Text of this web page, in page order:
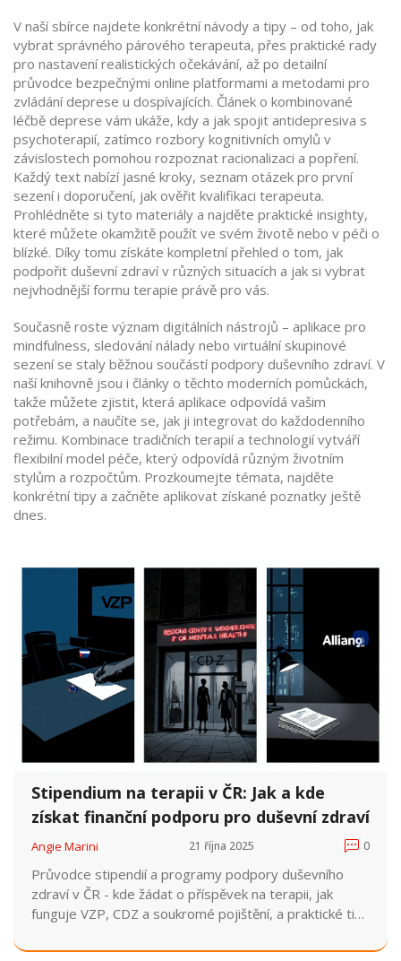
V naší sbírce najdete konkrétní návody a tipy – od toho, jak
vybrat správného párového terapeuta, přes praktické rady
pro nastavení realistických očekávání, až po detailní
průvodce bezpečnými online platformami a metodami pro
zvládání deprese u dospívajících. Článek o kombinované
léčbě deprese vám ukáže, kdy a jak spojit antidepresiva s
psychoterapií, zatímco rozbory kognitivních omylů v
závislostech pomohou rozpoznat racionalizaci a popření.
Každý text nabízí jasné kroky, seznam otázek pro první
sezení i doporučení, jak ověřit kvalifikaci terapeuta.
Prohlédněte si tyto materiály a najděte praktické insighty,
které můžete okamžitě použít ve svém životě nebo v péči o
blízké. Díky tomu získáte kompletní přehled o tom, jak
podpořit duševní zdraví v různých situacích a jak si vybrat
nejvhodnější formu terapie právě pro vás.
Současně roste význam digitálních nástrojů – aplikace pro
mindfulness, sledování nálady nebo virtuální skupinové
sezení se staly běžnou součástí podpory duševního zdraví. V
naší knihovně jsou i články o těchto moderních pomůckách,
takže můžete zjistit, která aplikace odpovídá vašim
potřebám, a naučíte se, jak ji integrovat do každodenního
režimu. Kombinace tradičních terapií a technologií vytváří
flexibilní model péče, který odpovídá různým životním
stylům a rozpočtům. Prozkoumejte témata, najděte
konkrétní tipy a začněte aplikovat získané poznatky ještě
dnes.
Stipendium na terapii v ČR: Jak a kde
získat finanční podporu pro duševní zdraví
Angie Marini 21 října 2025 0
Průvodce stipendií a programy podpory duševního
zdraví v ČR - kde žádat o příspěvek na terapii, jak
funguje VZP, CDZ a soukromé pojištění, a praktické tipy